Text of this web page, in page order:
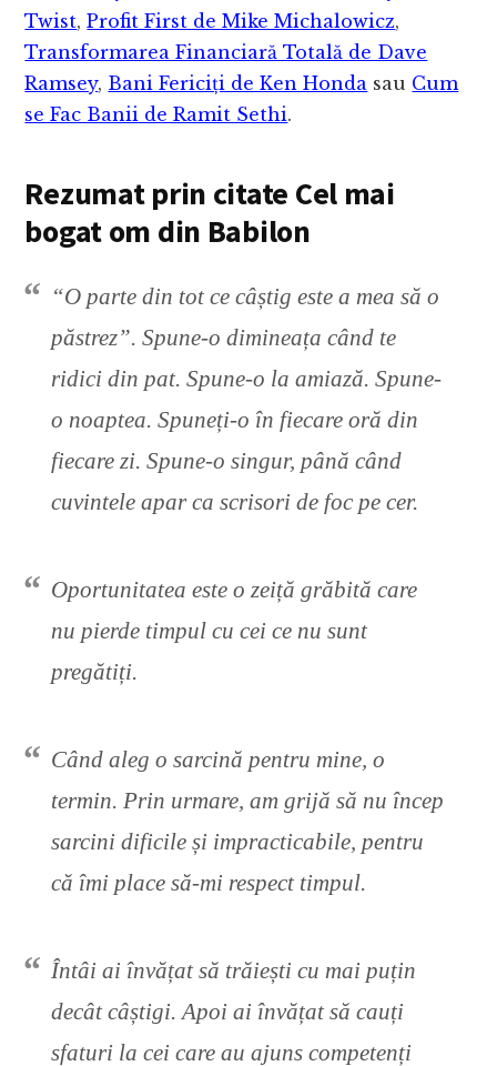
Twist,Profit First de Mike Michalowicz,
Transformarea Financiară Totală de Dave
Ramsey, Bani Fericiți de Ken Honda sau Cum
se Fac Banii de Ramit Sethi.
Rezumat prin citate Cel mai
bogat om din Babilon
“O parte din tot ce câștig este a mea să o
păstrez”. Spune-o dimineața când te
ridici din pat. Spune-o la amiază. Spune-
o noaptea. Spuneți-o în fiecare oră din
fiecare zi. Spune-o singur, până când
cuvintele apar ca scrisori de foc pe cer.
Oportunitatea este o zeiță grăbită care
nu pierde timpul cu cei ce nu sunt
pregătiți.
Când aleg o sarcină pentru mine, o
termin. Prin urmare, am grijă să nu încep
sarcini dificile și impracticabile, pentru
că îmi place să-mi respect timpul.
Întâi ai învățat să trăiești cu mai puțin
decât câștigi. Apoi ai învățat să cauți
sfaturi la cei care au ajuns competenți